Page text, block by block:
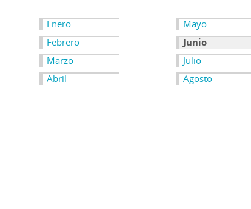
Enero
Febrero
Marzo
Abril
Mayo
Junio
Julio
Agosto